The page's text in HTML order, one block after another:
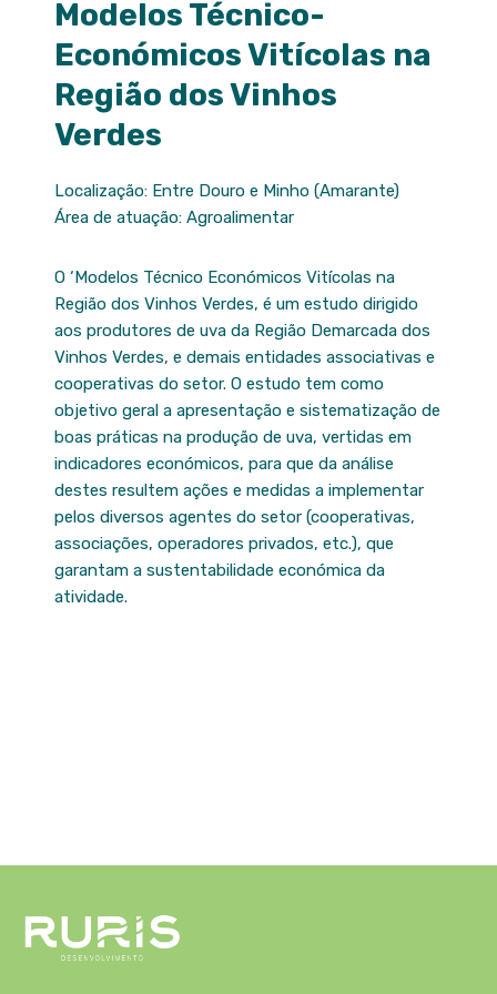
Modelos Técnico-
Económicos Vitícolas na
Região dos Vinhos
Verdes
Localização: Entre Douro e Minho (Amarante)
Área de atuação: Agroalimentar
O ‘Modelos Técnico Económicos Vitícolas na
Região dos Vinhos Verdes, é um estudo dirigido
aos produtores de uva da Região Demarcada dos
Vinhos Verdes, e demais entidades associativas e
cooperativas do setor. O estudo tem como
objetivo geral a apresentação e sistematização de
boas práticas na produção de uva, vertidas em
indicadores económicos, para que da análise
destes resultem ações e medidas a implementar
pelos diversos agentes do setor (cooperativas,
associações, operadores privados, etc.), que
garantam a sustentabilidade económica da
atividade.